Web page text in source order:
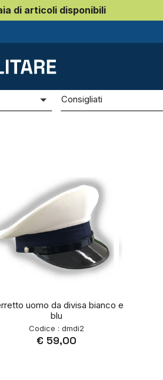
di articoli disponibili
Consigliati
uomo da divisa bianco e
blu
Codice : dmdi2
€ 59,00